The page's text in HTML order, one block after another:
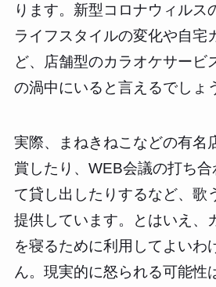
ります。新型コロナウィルス
ライフスタイルの変化や自宅
ど、店舗型のカラオケサービ
の渦中にいると言えるでしょ
実際、まねきねこなどの有名
賞したり、WEB会議の打ち
て貸し出したりするなど、歌
提供しています。とはいえ、
を寝るために利用してよいわ
ん。現実的に怒られる可能性